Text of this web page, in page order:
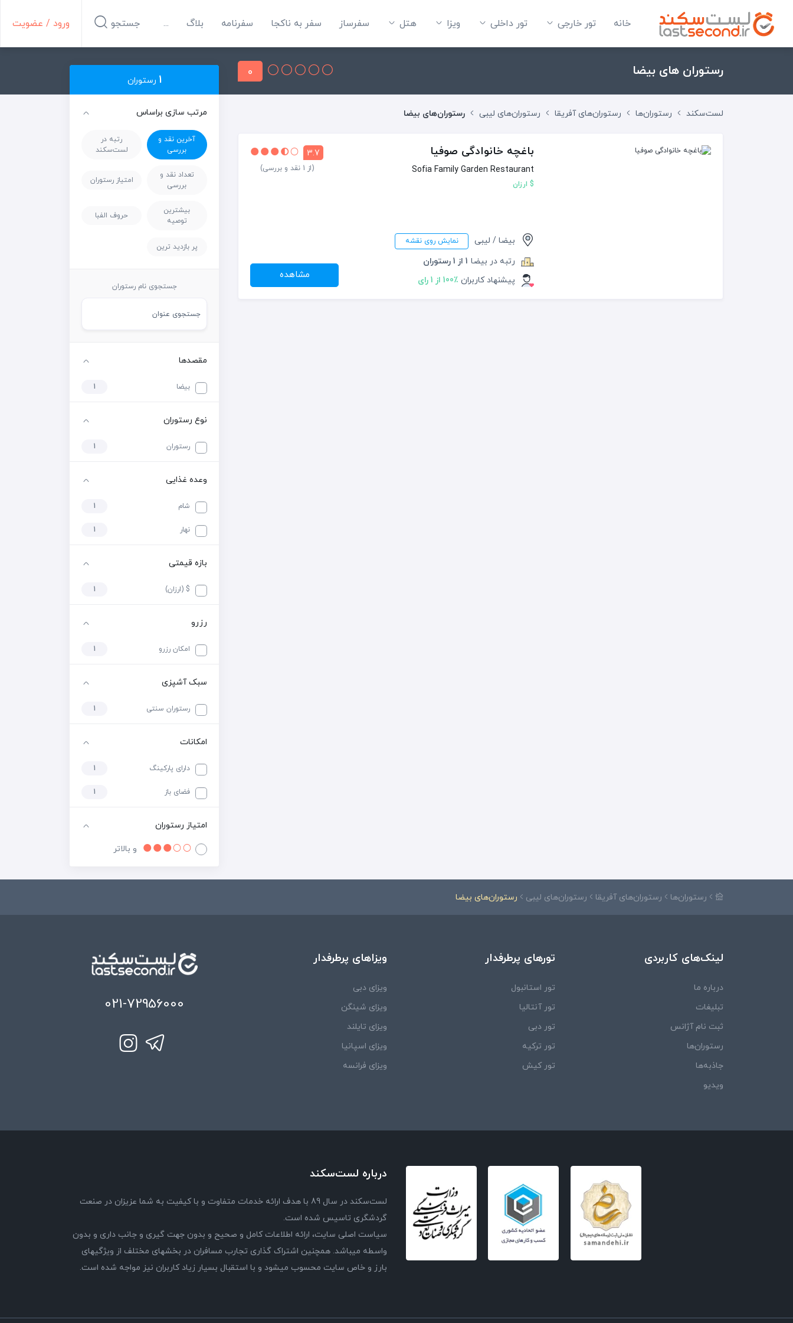
خانه تور خارجی تور داخلی ویزا هتل‌ سفرساز سفر به ناکجا سفرنامه بلاگ ... ورود / عضویت جستجو
رستوران های بیضا 0
لست‌سکند رستوران‌ها رستوران‌های آفریقا رستوران‌های لیبی رستوران‌های بیضا
باغچه خانوادگی صوفیا
Sofia Family Garden Restaurant
$ ارزان
3.7
(از 1 نقد و بررسی)
بیضا / لیبی نمایش روی نقشه
رتبه در بیضا 1 از 1 رستوران
پیشنهاد کاربران 100٪ از 1 رای مشاهده
1 رستوران
مرتب سازی براساس
آخرین نقد و
بررسی
رتبه در
لست‌سکند
تعداد نقد و
بررسی
امتیاز رستوران
بیشترین
توصیه
حروف الفبا
پر بازدید ترین
جستجوی نام رستوران
مقصد‌ها
بیضا 1
نوع رستوران
رستوران 1
وعده غذایی
شام 1
نهار 1
بازه قیمتی
$ (ارزان) 1
رزرو
امکان رزرو 1
سبک آشپزی
رستوران سنتی 1
امکانات
دارای پارکینگ 1
فضای باز 1
امتیاز رستوران
و بالاتر
رستوران‌ها رستوران‌های آفریقا رستوران‌های لیبی رستوران‌های بیضا
لینک‌های کاربردی
درباره ما
تبلیغات
ثبت نام آژانس
رستوران‌ها
جاذبه‌ها
ویدیو‌
تورهای پرطرفدار
تور استانبول
تور آنتالیا
تور دبی
تور ترکیه
تور کیش
ویزاهای پرطرفدار
ویزای دبی
ویزای شینگن
ویزای تایلند
ویزای اسپانیا
ویزای فرانسه
021-72956000
درباره لست‌سکند
لست‌سکند در سال 89 با هدف ارائه خدمات متفاوت و با کیفیت به شما عزیزان در صنعت
گردشگری تاسیس شده است.
سیاست اصلی سایت، ارائه اطلاعات کامل و صحیح و بدون جهت گیری و جانب داری و بدون
واسطه میباشد. همچنین اشتراک گذاری تجارب مسافران در بخشهای مختلف از ویژگیهای
بارز و خاص سایت محسوب میشود و با استقبال بسیار زیاد کاربران نیز مواجه شده است.